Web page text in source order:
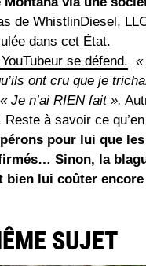
de WhistlinDiesel,
dans cet État.
se défend. «
ont cru que je
Je n’ai RIEN fait ».
Reste à savoir ce
pour lui que
Sinon, la
bien lui coûter
SUJET